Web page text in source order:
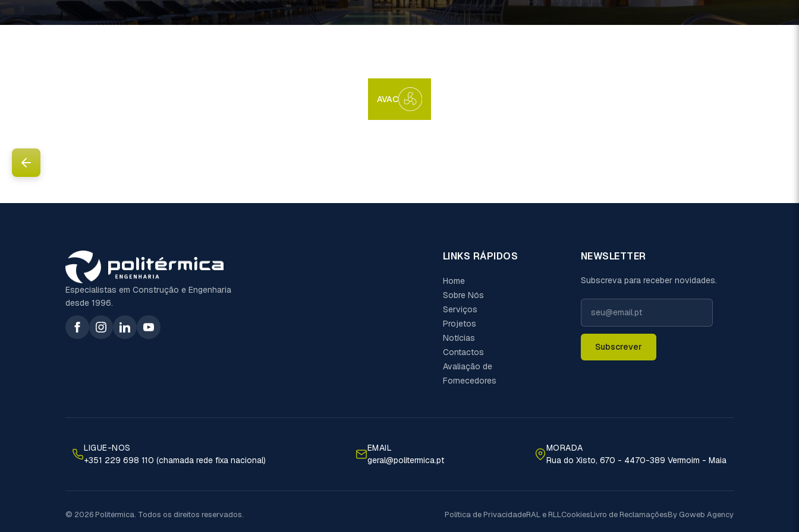
AVAC
Especialistas em Construção e Engenharia
desde 1996.
LINKS RÁPIDOS
Home
Sobre Nós
Serviços
Projetos
Notícias
Contactos
Avaliação de
Fornecedores
NEWSLETTER
Subscreva para receber novidades.
Subscrever
LIGUE-NOS
+351 229 698 110 (chamada rede fixa nacional)
EMAIL
geral@politermica.pt
MORADA
Rua do Xisto, 670 - 4470-389 Vermoim - Maia
© 2026 Politérmica. Todos os direitos reservados. Política de PrivacidadeRAL e RLLCookiesLivro de ReclamaçõesBy Goweb Agency